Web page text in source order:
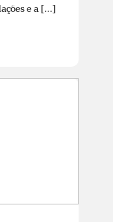
e a [...]